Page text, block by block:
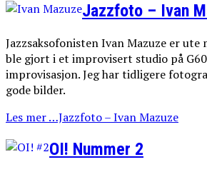
Jazzfoto – Ivan
Jazzsaksofonisten Ivan Mazuze er
ble gjort i et improvisert studio på
improvisasjon. Jeg har tidligere
gode bilder.
Les mer …Jazzfoto – Ivan Mazuze
OI! Nummer 2